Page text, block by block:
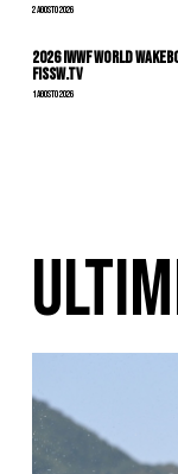
2 Agosto 2026
2026 IWWF WORLD
FISSW.TV
1 Agosto 2026